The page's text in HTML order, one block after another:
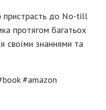
пристрасть до No-till
протягом багатьох
своїми знаннями та
#amazon